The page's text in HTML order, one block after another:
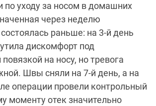
по уходу за носом в домашних
через неделю
раньше: на 3-й день
дискомфорт под
на носу, но тревога
Швы сняли на 7-й день, а на
операции провели контрольный
моменту отек значительно